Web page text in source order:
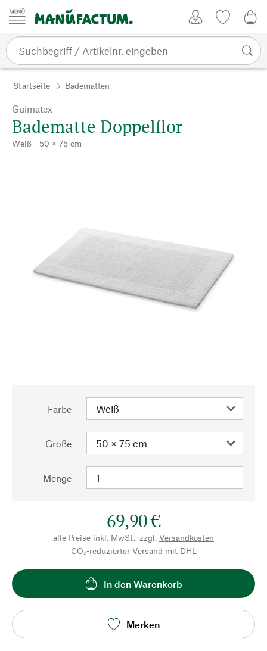
Zum Inhalt springen
Startseite Badematten
Guimatex
Badematte Doppelflor
Weiß - 50 × 75 cm
Farbe
Größe
Menge
69,90 €
alle Preise inkl. MwSt., zzgl. Versandkosten
CO₂-reduzierter Versand mit DHL
In den Warenkorb
Merken